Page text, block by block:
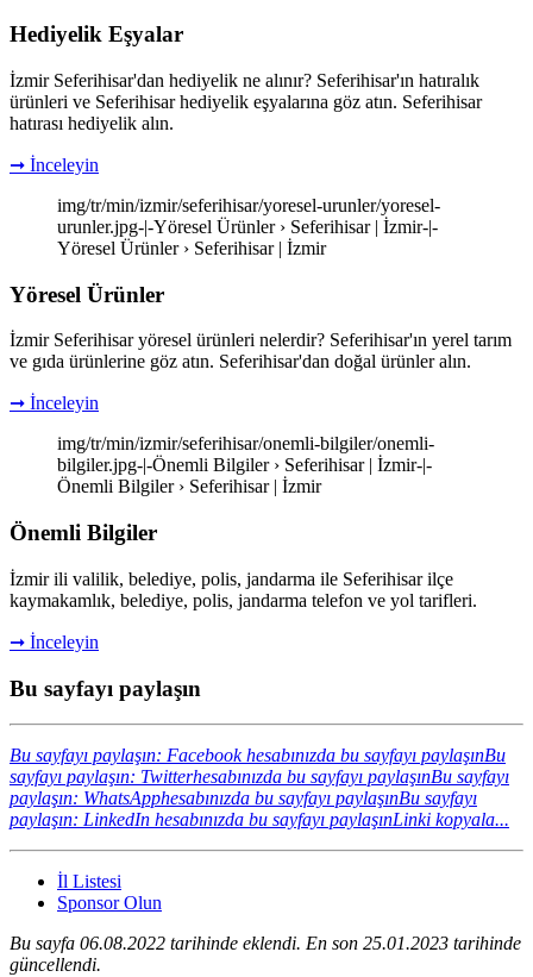
Hediyelik Eşyalar
İzmir Seferihisar'dan hediyelik ne alınır? Seferihisar'ın hatıralık
ürünleri ve Seferihisar hediyelik eşyalarına göz atın. Seferihisar
hatırası hediyelik alın.
➞ İnceleyin
img/tr/min/izmir/seferihisar/yoresel-urunler/yoresel-
urunler.jpg-|-Yöresel Ürünler › Seferihisar | İzmir-|-
Yöresel Ürünler › Seferihisar | İzmir
Yöresel Ürünler
İzmir Seferihisar yöresel ürünleri nelerdir? Seferihisar'ın yerel tarım
ve gıda ürünlerine göz atın. Seferihisar'dan doğal ürünler alın.
➞ İnceleyin
img/tr/min/izmir/seferihisar/onemli-bilgiler/onemli-
bilgiler.jpg-|-Önemli Bilgiler › Seferihisar | İzmir-|-
Önemli Bilgiler › Seferihisar | İzmir
Önemli Bilgiler
İzmir ili valilik, belediye, polis, jandarma ile Seferihisar ilçe
kaymakamlık, belediye, polis, jandarma telefon ve yol tarifleri.
➞ İnceleyin
Bu sayfayı paylaşın
Bu sayfayı paylaşın: Facebook hesabınızda bu sayfayı paylaşınBu
sayfayı paylaşın: Twitterhesabınızda bu sayfayı paylaşınBu sayfayı
paylaşın: WhatsApphesabınızda bu sayfayı paylaşınBu sayfayı
paylaşın: LinkedIn hesabınızda bu sayfayı paylaşınLinki kopyala...
İl Listesi
Sponsor Olun
Bu sayfa 06.08.2022 tarihinde eklendi. En son 25.01.2023 tarihinde
güncellendi.